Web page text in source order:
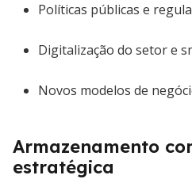
Políticas públicas e
Digitalização do setor e
Novos modelos de
Armazenamento
estratégica